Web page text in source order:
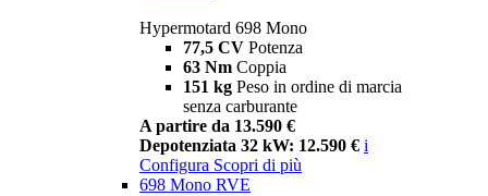
Hypermotard 698 Mono
77,5 CV Potenza
63 Nm Coppia
151 kg Peso in ordine di marcia
senza carburante
A partire da 13.590 €
Depotenziata 32 kW: 12.590 € i
Configura Scopri di più
698 Mono RVE